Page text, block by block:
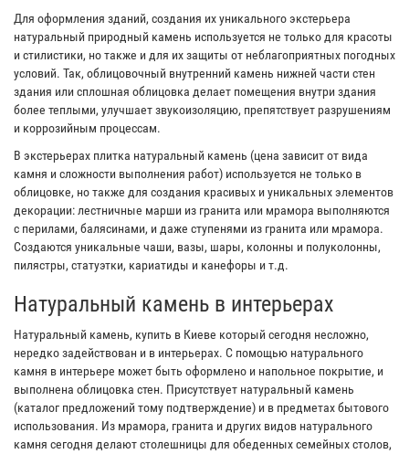
Для оформления зданий, создания их уникального экстерьера
натуральный природный камень используется не только для красоты
и стилистики, но также и для их защиты от неблагоприятных погодных
условий. Так, облицовочный внутренний камень нижней части стен
здания или сплошная облицовка делает помещения внутри здания
более теплыми, улучшает звукоизоляцию, препятствует разрушениям
и коррозийным процессам.
В экстерьерах плитка натуральный камень (цена зависит от вида
камня и сложности выполнения работ) используется не только в
облицовке, но также для создания красивых и уникальных элементов
декорации: лестничные марши из гранита или мрамора выполняются
с перилами, балясинами, и даже ступенями из гранита или мрамора.
Создаются уникальные чаши, вазы, шары, колонны и полуколонны,
пилястры, статуэтки, кариатиды и канефоры и т.д.
Натуральный камень в интерьерах
Натуральный камень, купить в Киеве который сегодня несложно,
нередко задействован и в интерьерах. С помощью натурального
камня в интерьере может быть оформлено и напольное покрытие, и
выполнена облицовка стен. Присутствует натуральный камень
(каталог предложений тому подтверждение) и в предметах бытового
использования. Из мрамора, гранита и других видов натурального
камня сегодня делают столешницы для обеденных семейных столов,